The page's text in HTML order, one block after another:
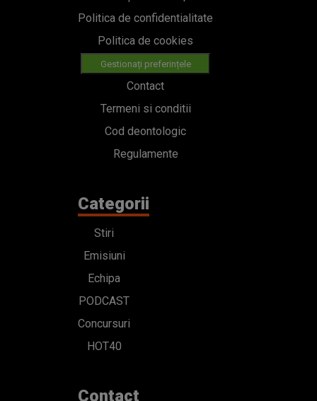
Politica de confidentialitate
Politica de cookies
Gestionați preferințele
Contact
Termeni si conditii
Cod deontologic
Regulamente
Categorii
Stiri
Emisiuni
Echipa
PODCAST
Concursuri
HOT40
Contact